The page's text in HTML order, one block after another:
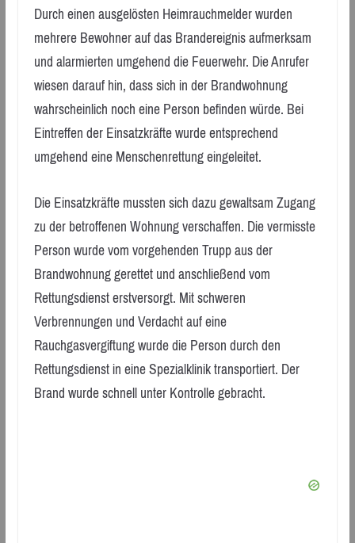
Durch einen ausgelösten Heimrauchmelder wurden
mehrere Bewohner auf das Brandereignis aufmerksam
und alarmierten umgehend die Feuerwehr. Die Anrufer
wiesen darauf hin, dass sich in der Brandwohnung
wahrscheinlich noch eine Person befinden würde. Bei
Eintreffen der Einsatzkräfte wurde entsprechend
umgehend eine Menschenrettung eingeleitet.
Die Einsatzkräfte mussten sich dazu gewaltsam Zugang
zu der betroffenen Wohnung verschaffen. Die vermisste
Person wurde vom vorgehenden Trupp aus der
Brandwohnung gerettet und anschließend vom
Rettungsdienst erstversorgt. Mit schweren
Verbrennungen und Verdacht auf eine
Rauchgasvergiftung wurde die Person durch den
Rettungsdienst in eine Spezialklinik transportiert. Der
Brand wurde schnell unter Kontrolle gebracht.